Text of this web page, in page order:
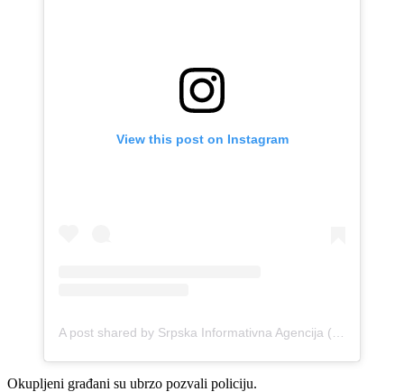
View this post on Instagram
Okupljeni građani su ubrzo pozvali policiju.